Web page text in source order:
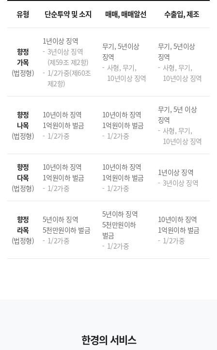
유형 단순투약 및 소지 매매, 매매알선 수출입, 제조
향정
가목
(법정형)
1년이상 징역
3년이상 징역
(제59조 제2항)
1/2가중(제60조
제2항)
무기, 5년이상
징역
사형, 무기,
10년이상 징역
무기, 5년이상
징역
사형, 무기,
10년이상 징역
향정
나목
(법정형)
10년이하 징역
1억원이하 벌금
1/2가중
10년이하 징역
1억원이하 벌금
1/2가중
무기, 5년 이상
징역
사형, 무기,
10년이상 징역
향정
다목
(법정형)
10년이하 징역
1억원이하 벌금
1/2가중
10년이하 징역
1억원이하 벌금
1/2가중
1년이상 징역
3년이상 징역
향정
라목
(법정형)
5년이하 징역
5천만원이하 벌금
1/2가중
5년이하 징역
5천만원이하
벌금
1/2가중
10년이하 징역
1억원이하 벌금
1/2가중
한경의 서비스